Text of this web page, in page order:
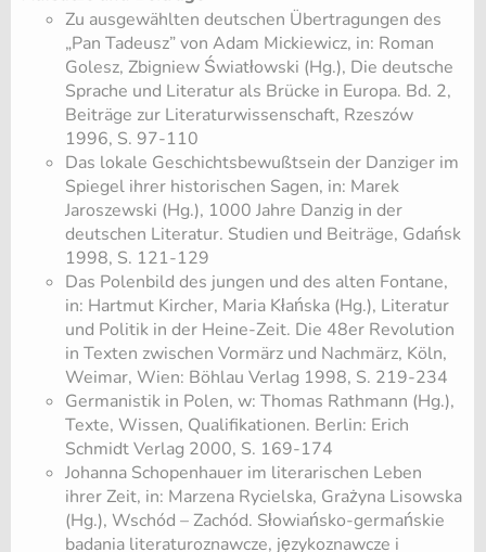
Zu ausgewählten deutschen Übertragungen des
„Pan Tadeusz” von Adam Mickiewicz, in: Roman
Golesz, Zbigniew Światłowski (Hg.), Die deutsche
Sprache und Literatur als Brücke in Europa. Bd. 2,
Beiträge zur Literaturwissenschaft, Rzeszów
1996, S. 97-110
Das lokale Geschichtsbewußtsein der Danziger im
Spiegel ihrer historischen Sagen, in: Marek
Jaroszewski (Hg.), 1000 Jahre Danzig in der
deutschen Literatur. Studien und Beiträge, Gdańsk
1998, S. 121-129
Das Polenbild des jungen und des alten Fontane,
in: Hartmut Kircher, Maria Kłańska (Hg.), Literatur
und Politik in der Heine-Zeit. Die 48er Revolution
in Texten zwischen Vormärz und Nachmärz, Köln,
Weimar, Wien: Böhlau Verlag 1998, S. 219-234
Germanistik in Polen, w: Thomas Rathmann (Hg.),
Texte, Wissen, Qualifikationen. Berlin: Erich
Schmidt Verlag 2000, S. 169-174
Johanna Schopenhauer im literarischen Leben
ihrer Zeit, in: Marzena Rycielska, Grażyna Lisowska
(Hg.), Wschód – Zachód. Słowiańsko-germańskie
badania literaturoznawcze, językoznawcze i